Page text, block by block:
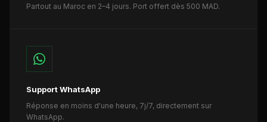
Partout au Maroc en 2–4 jours. Port offert dès 500 MAD.
Support WhatsApp
Réponse en moins d'une heure, 7j/7, directement sur
WhatsApp.